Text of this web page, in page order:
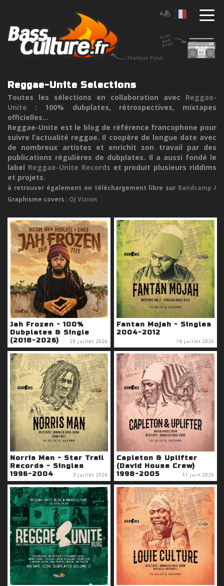
Reggae-Unite Selections
Toutes les sélections en collaboration avec Reggae-
Unite : 100% dubplates, rétrospectives, mixtapes
officielles...
Reggae-Unite est le blog de référence francophone pour
suivre l’actualité reggae. Il coopère de longue date avec
de nombreux artistes et enrichit son travail par des
publications régulières de dubplates. Il a aussi fondé le
label Reggae-Unite Records et produit plusieurs riddims
et projets.
à retrouver également en téléchargement libre sur Bandcamp /
Graphisme covers : OJ Vizion
Jah Frozen - 100%
Dubplates & Single
(2018-2026)
29 juillet 2026
Fantan Mojah - Singles
2004-2012
18 juillet 2026
Norris Man - Star Trail
Records - Singles
1996-2004
3 juillet 2026
Capleton & Uplifter
(David House Crew)
1998-2005
11 juin 2026